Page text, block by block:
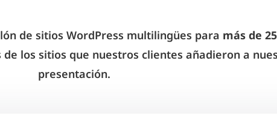
de sitios WordPress multilingües para más de
de los sitios que nuestros clientes añadieron a
presentación.